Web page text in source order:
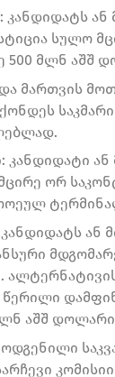
კანდიდატს
სულო
500 მლნ აშშ
მართვის
ორ
ან
აშშ